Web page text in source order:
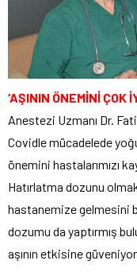
‘AŞININ ÖNEMİNİ ÇOK
Anestezi Uzmanı Dr.
Covidle mücadelede
önemini hastalarımızı
Hatırlatma dozunu
hastanemize gelmesini
dozumu da yaptırmış
aşının etkisine